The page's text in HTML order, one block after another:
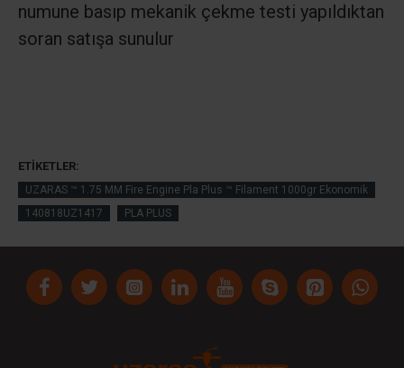
numune basıp mekanik çekme testi yapıldıktan
soran satışa sunulur
ETIKETLER:
UZARAS ™ 1.75 MM Fire Engine Pla Plus ™ Filament 1000gr Ekonomik
140818UZ1417
PLA PLUS